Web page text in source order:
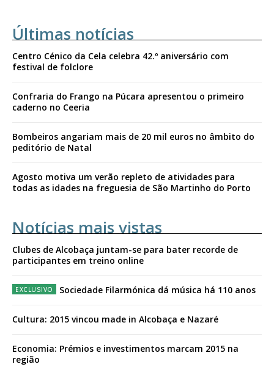
Últimas notícias
Centro Cénico da Cela celebra 42.º aniversário com
festival de folclore
Confraria do Frango na Púcara apresentou o primeiro
caderno no Ceeria
Bombeiros angariam mais de 20 mil euros no âmbito do
peditório de Natal
Agosto motiva um verão repleto de atividades para
todas as idades na freguesia de São Martinho do Porto
Notícias mais vistas
Clubes de Alcobaça juntam-se para bater recorde de
participantes em treino online
Sociedade Filarmónica dá música há 110 anos
Cultura: 2015 vincou made in Alcobaça e Nazaré
Economia: Prémios e investimentos marcam 2015 na
região